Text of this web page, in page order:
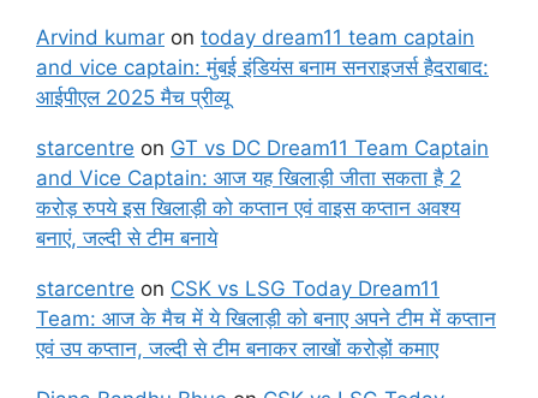
Arvind kumar on today dream11 team captain
and vice captain: मुंबई इंडियंस बनाम सनराइजर्स हैदराबाद:
आईपीएल 2025 मैच प्रीव्यू
starcentre on GT vs DC Dream11 Team Captain
and Vice Captain: आज यह खिलाड़ी जीता सकता है 2
करोड़ रुपये इस खिलाड़ी को कप्तान एवं वाइस कप्तान अवश्य
बनाएं, जल्दी से टीम बनाये
starcentre on CSK vs LSG Today Dream11
Team: आज के मैच में ये खिलाड़ी को बनाए अपने टीम में कप्तान
एवं उप कप्तान, जल्दी से टीम बनाकर लाखों करोड़ों कमाए